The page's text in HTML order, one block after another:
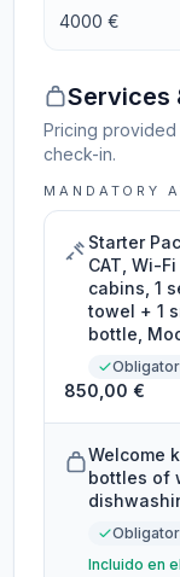
4000 €
Services
Pricing provided
check-in.
MANDATORY
Starter
CAT, Wi-
cabins, 1
towel + 1
bottle,
850,00 €
Welcome
bottles of
Incluido en